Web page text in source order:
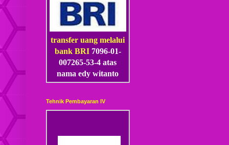
transfer uang melalui
bank BRI 7096-01-
007265-53-4 atas
nama edy witanto
Tehnik Pembayaran IV